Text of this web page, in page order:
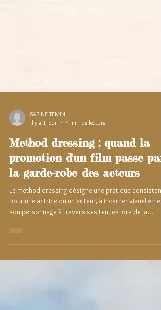
SABINE TEMIN
il y a 1 jour
4 min de lecture
Method dressing : quand la
promotion d'un film passe par
la garde-robe des acteurs
Le method dressing désigne une pratique consistant,
tournée promotionnelle d'un film, par opposition à un